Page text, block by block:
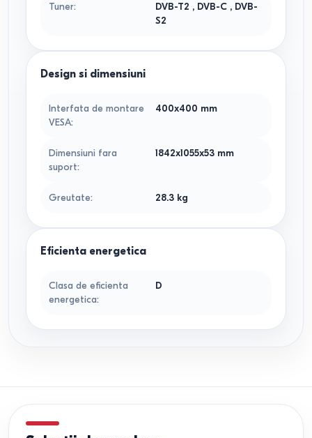
Tuner: DVB-T2 , DVB-C , DVB-
S2
Design si dimensiuni
Interfata de montare
VESA:
400x400 mm
Dimensiuni fara
suport:
1842x1055x53mm
Greutate: 28.3kg
Eficienta energetica
Clasa de eficienta
energetica:
D